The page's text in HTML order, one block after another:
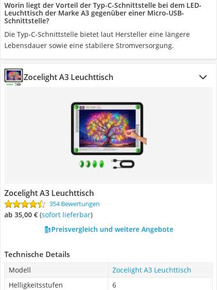
Worin liegt der Vorteil der Typ-C-Schnittstelle bei dem LED-
Leuchttisch der Marke A3 gegenüber einer Micro-USB-
Schnittstelle?
Die Typ-C-Schnittstelle bietet laut Hersteller eine längere
Lebensdauer sowie eine stabilere Stromversorgung.
Zocelight A3 Leuchttisch
Zocelight A3 Leuchttisch
354 Bewertungen
ab 35,00 € ( Sofort lieferbar)
Preisvergleich und weitere Angebote
Technische Details
Modell
Zocelight A3 Leuchttisch
Helligkeitsstufen
6